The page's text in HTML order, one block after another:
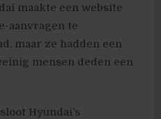
maakte een website
aanvragen te
maar ze hadden een
mensen deden een
Hyundai’s